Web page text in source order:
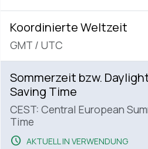
Koordinierte Weltzeit
GMT / UTC
Sommerzeit bzw.
Saving Time
CEST: Central European
Time
schedule AKTUELL IN VERWENDUNG